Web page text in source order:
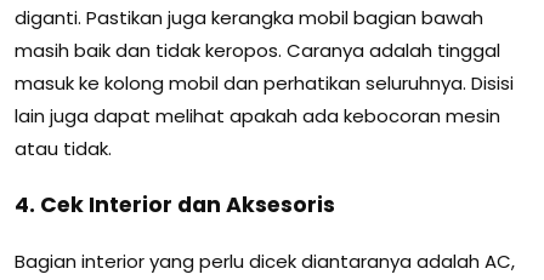
diganti. Pastikan juga kerangka mobil bagian bawah
masih baik dan tidak keropos. Caranya adalah tinggal
masuk ke kolong mobil dan perhatikan seluruhnya. Disisi
lain juga dapat melihat apakah ada kebocoran mesin
atau tidak.
4. Cek Interior dan Aksesoris
Bagian interior yang perlu dicek diantaranya adalah AC,